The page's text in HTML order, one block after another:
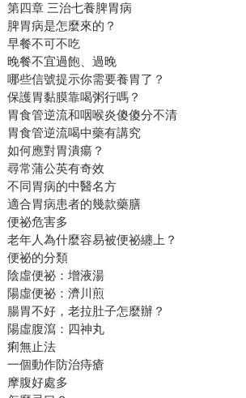
第四章 三治七養脾胃病
脾胃病是怎麼來的？
早餐不可不吃
晚餐不宜過飽、過晚
哪些信號提示你需要養胃了？
保護胃黏膜靠喝粥行嗎？
胃食管逆流和咽喉炎傻傻分不清
胃食管逆流喝中藥有講究
如何應對胃潰瘍？
尋常蒲公英有奇效
不同胃病的中醫名方
適合胃病患者的幾款藥膳
便祕危害多
老年人為什麼容易被便祕纏上？
便祕的分類
陰虛便祕：增液湯
陽虛便祕：濟川煎
腸胃不好，老拉肚子怎麼辦？
陽虛腹瀉：四神丸
痢無止法
一個動作防治痔瘡
摩腹好處多